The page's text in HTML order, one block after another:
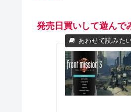
発売日買いして遊んで